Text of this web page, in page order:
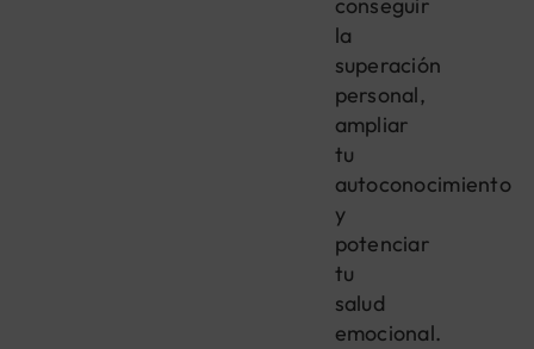
conseguir
la
superación
personal,
ampliar
tu
autoconocimiento
y
potenciar
tu
salud
emocional.